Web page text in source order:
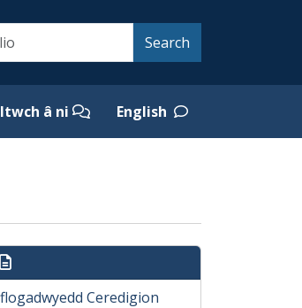
Search
â ni English
Ceredigion